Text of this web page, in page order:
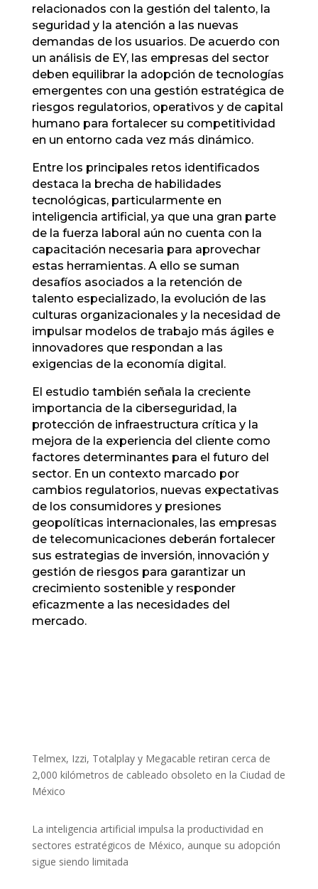
relacionados con la gestión del talento, la
seguridad y la atención a las nuevas
demandas de los usuarios. De acuerdo con
un análisis de EY, las empresas del sector
deben equilibrar la adopción de tecnologías
emergentes con una gestión estratégica de
riesgos regulatorios, operativos y de capital
humano para fortalecer su competitividad
en un entorno cada vez más dinámico.
Entre los principales retos identificados
destaca la brecha de habilidades
tecnológicas, particularmente en
inteligencia artificial, ya que una gran parte
de la fuerza laboral aún no cuenta con la
capacitación necesaria para aprovechar
estas herramientas. A ello se suman
desafíos asociados a la retención de
talento especializado, la evolución de las
culturas organizacionales y la necesidad de
impulsar modelos de trabajo más ágiles e
innovadores que respondan a las
exigencias de la economía digital.
El estudio también señala la creciente
importancia de la ciberseguridad, la
protección de infraestructura crítica y la
mejora de la experiencia del cliente como
factores determinantes para el futuro del
sector. En un contexto marcado por
cambios regulatorios, nuevas expectativas
de los consumidores y presiones
geopolíticas internacionales, las empresas
de telecomunicaciones deberán fortalecer
sus estrategias de inversión, innovación y
gestión de riesgos para garantizar un
crecimiento sostenible y responder
eficazmente a las necesidades del
mercado.
Telmex, Izzi, Totalplay y Megacable retiran cerca de
2,000 kilómetros de cableado obsoleto en la Ciudad de
México
La inteligencia artificial impulsa la productividad en
sectores estratégicos de México, aunque su adopción
sigue siendo limitada